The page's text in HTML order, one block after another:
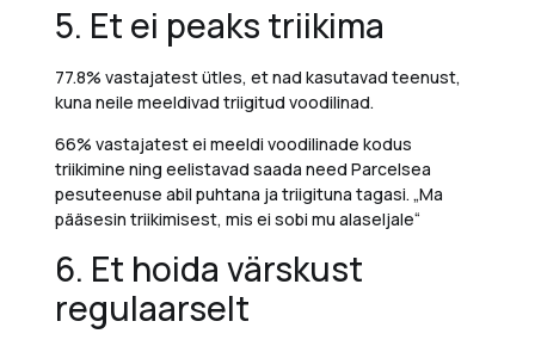
5. Et ei peaks triikima
77.8% vastajatest ütles, et nad kasutavad teenust,
kuna neile meeldivad triigitud voodilinad.
66% vastajatestei meeldi voodilinade kodus
triikimine ning eelistavad saada need Parcelsea
pesuteenuse abil puhtana ja triigituna tagasi. „Ma
pääsesin triikimisest, mis ei sobi mu alaseljale“
6. Et hoida värskust
regulaarselt